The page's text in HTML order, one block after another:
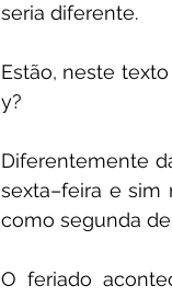
seria diferente.
Estão, neste
y?
Diferentemente
sexta–feira e sim
como segunda
O feriado